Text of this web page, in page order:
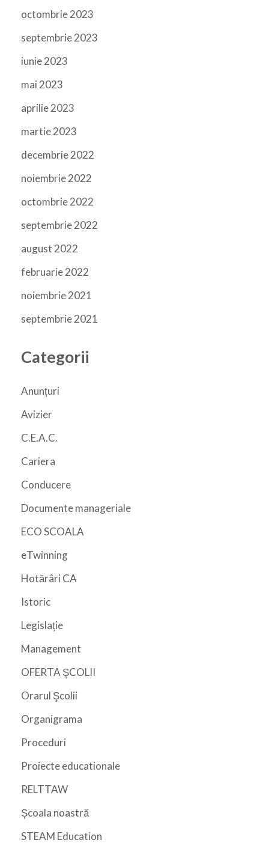
octombrie 2023
septembrie 2023
iunie 2023
mai 2023
aprilie 2023
martie 2023
decembrie 2022
noiembrie 2022
octombrie 2022
septembrie 2022
august 2022
februarie 2022
noiembrie 2021
septembrie 2021
Categorii
Anunțuri
Avizier
C.E.A.C.
Cariera
Conducere
Documente manageriale
ECO SCOALA
eTwinning
Hotărâri CA
Istoric
Legislație
Management
OFERTA ŞCOLII
Orarul Şcolii
Organigrama
Proceduri
Proiecte educationale
RELTTAW
Școala noastră
STEAM Education